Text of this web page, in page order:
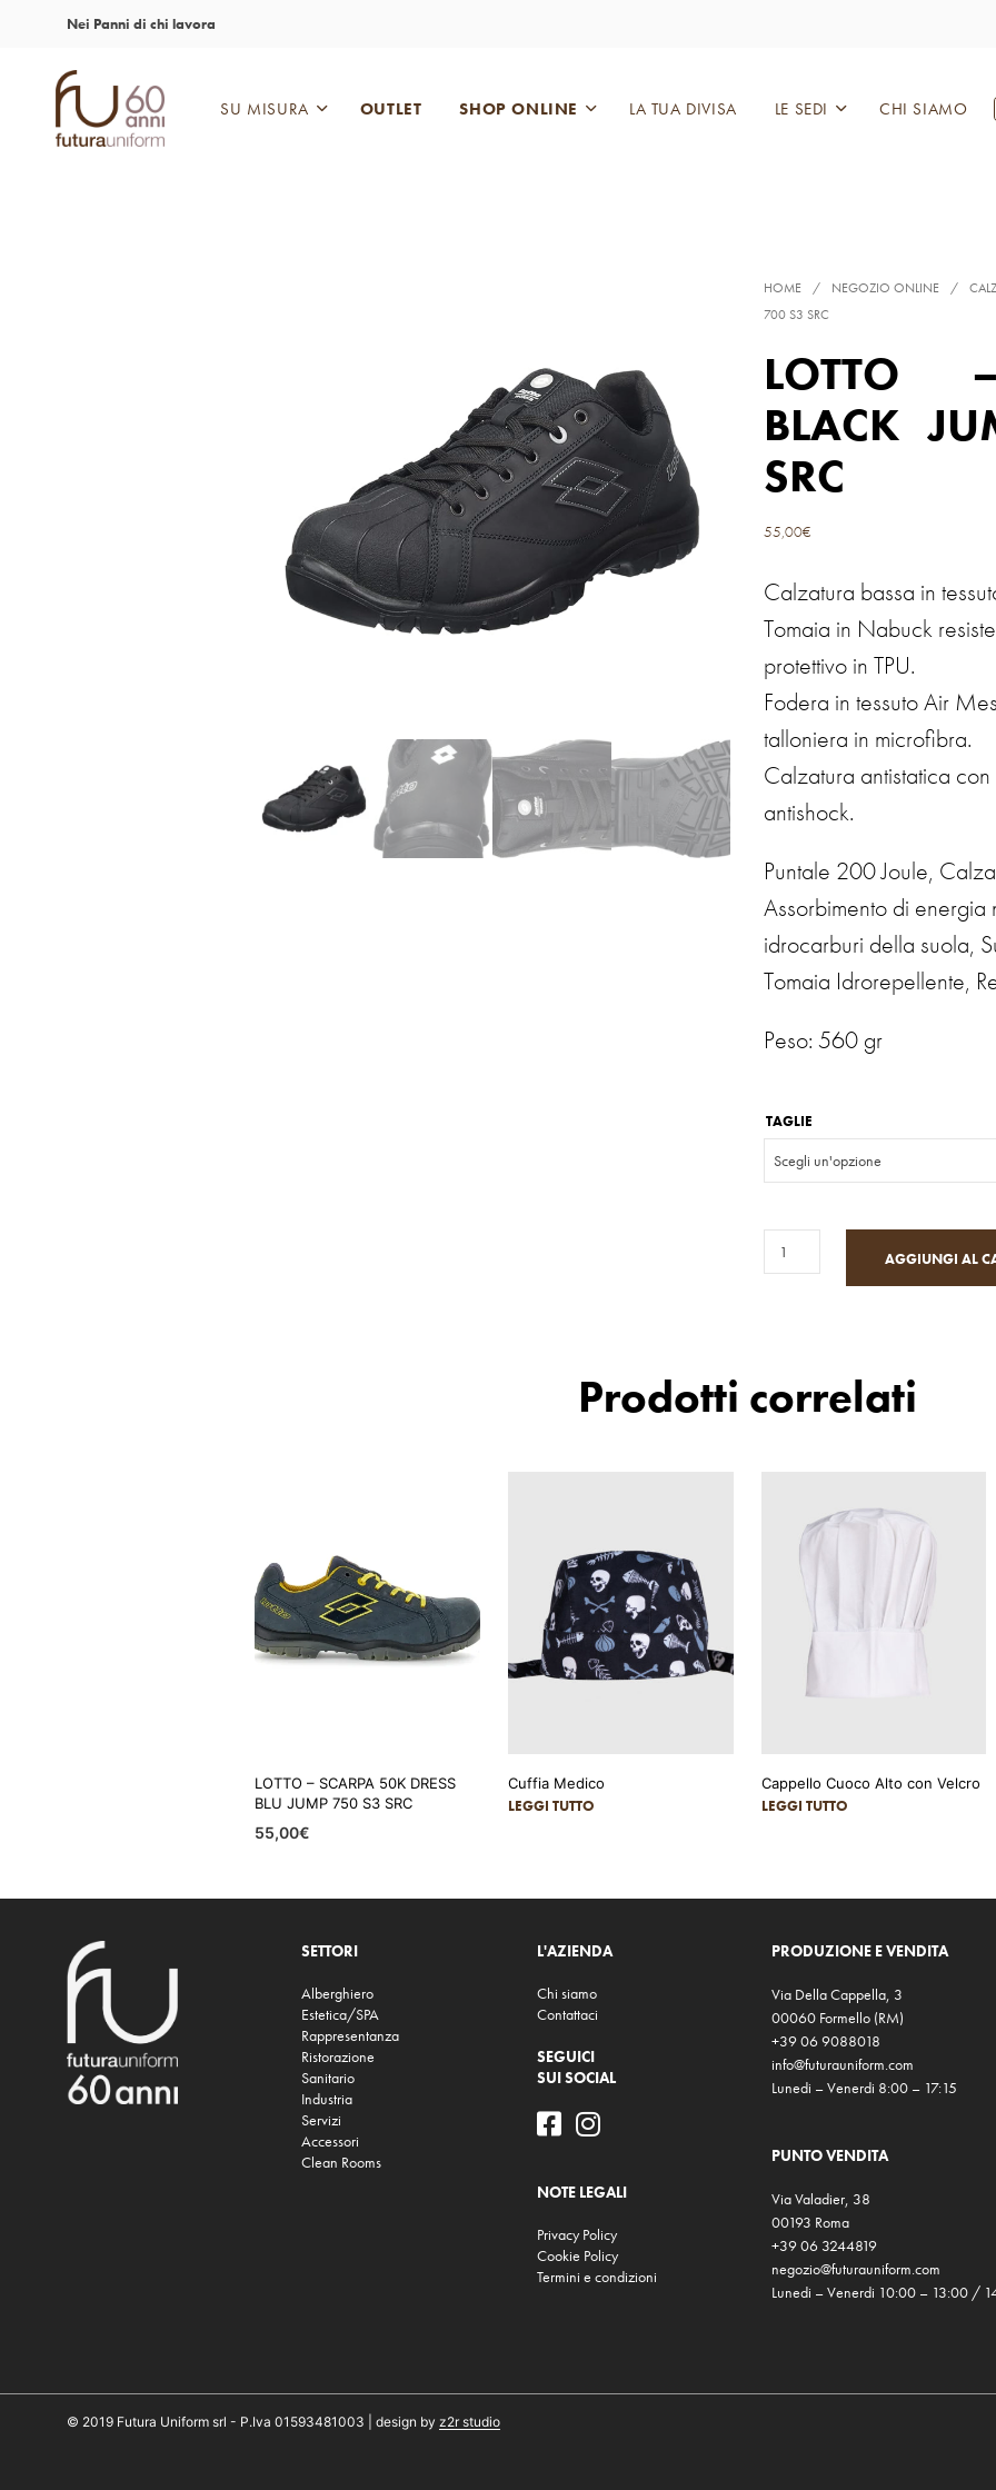
Nei Panni di chi lavora
SU MISURA OUTLET SHOP ONLINE LA TUA DIVISA LE SEDI CHI SIAMO
HOME / NEGOZIO ONLINE /
700 S3 SRC
LOTTO
BLACK
SRC
55,00€
Calzatura bassa in
Tomaia in Nabuck
protettivo in TPU.
Fodera in tessuto Air
talloniera in microfibra.
Calzatura antistatica
antishock.
Puntale 200 Joule,
Assorbimento di energia
idrocarburi della suola,
Tomaia Idrorepellente,
Peso: 560 gr
TAGLIE
AGGIUNGI AL
Prodotti correlati
LOTTO – SCARPA 50K DRESS
BLU JUMP 750 S3 SRC
55,00€
Cuffia Medico
LEGGI TUTTO
Cappello Cuoco Alto con Velcro
LEGGI TUTTO
SETTORI
Alberghiero
Estetica/SPA
Rappresentanza
Ristorazione
Sanitario
Industria
Servizi
Accessori
Clean Rooms
L'AZIENDA
Chi siamo
Contattaci
SEGUICI
SUI SOCIAL
NOTE LEGALI
Privacy Policy
Cookie Policy
Termini e condizioni
PRODUZIONE E VENDITA
Via Della Cappella, 3
00060 Formello (RM)
+39 06 9088018
info@futurauniform.com
Lunedi – Venerdi 8:00 – 17:15
PUNTO VENDITA
Via Valadier, 38
00193 Roma
+39 06 3244819
negozio@futurauniform.com
Lunedi – Venerdi 10:00 – 13:00 /
© 2019 Futura Uniform srl - P.Iva 01593481003 | design by z2r studio